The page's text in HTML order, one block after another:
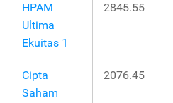
HPAM
Ultima
Ekuitas 1
2845.55
Cipta
Saham
2076.45